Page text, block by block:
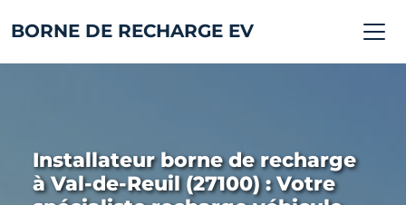
BORNE DE RECHARGE EV
Installateur borne de recharge
à Val-de-Reuil (27100) : Votre